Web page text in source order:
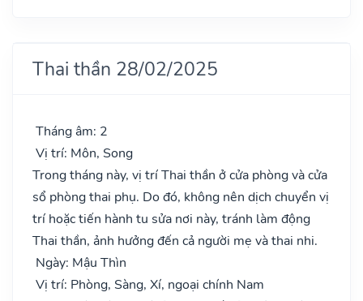
Thai thần 28/02/2025
Tháng âm: 2
Vị trí: Môn, Song
Trong tháng này, vị trí Thai thần ở cửa phòng và cửa
sổ phòng thai phụ. Do đó, không nên dịch chuyển vị
trí hoặc tiến hành tu sửa nơi này, tránh làm động
Thai thần, ảnh hưởng đến cả người mẹ và thai nhi.
Ngày: Mậu Thìn
Vị trí: Phòng, Sàng, Xí, ngoại chính Nam